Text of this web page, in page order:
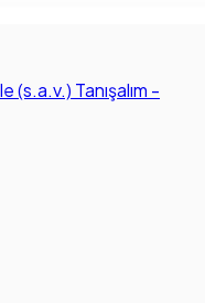
(s.a.v.) Tanışalım -